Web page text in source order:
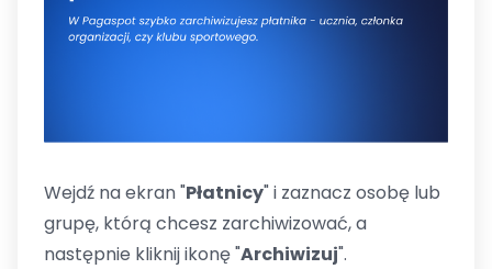
Wejdź na ekran "Płatnicy" i zaznacz osobę lub
grupę, którą chcesz zarchiwizować, a
następnie kliknij ikonę "Archiwizuj".